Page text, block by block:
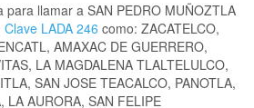
para llamar a SAN PEDRO MUÑOZTLA
Clave LADA 246 como: ZACATELCO,
AMAXAC DE GUERRERO,
LA MAGDALENA TLALTELULCO,
SAN JOSE TEACALCO, PANOTLA,
LA AURORA, SAN FELIPE